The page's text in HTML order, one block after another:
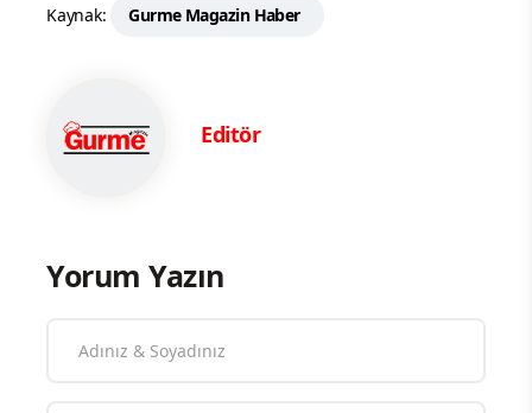
Kaynak: Gurme Magazin Haber
Editör
Yorum Yazın